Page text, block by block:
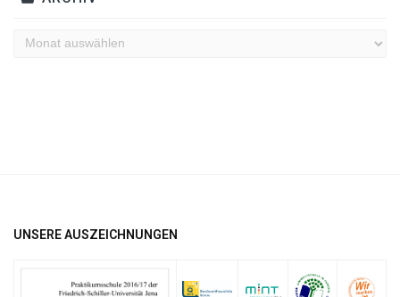
Archiv
UNSERE AUSZEICHNUNGEN